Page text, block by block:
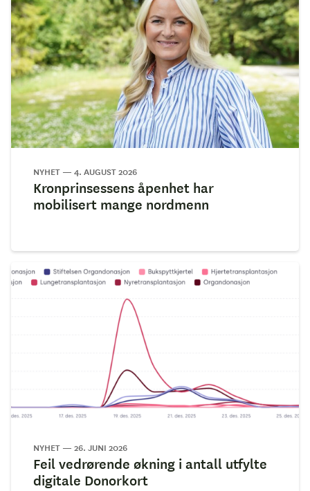
NYHET — 4. AUGUST 2026
Kronprinsessens åpenhet har
mobilisert mange nordmenn
NYHET — 26. JUNI 2026
Feil vedrørende økning i antall utfylte
digitale Donorkort